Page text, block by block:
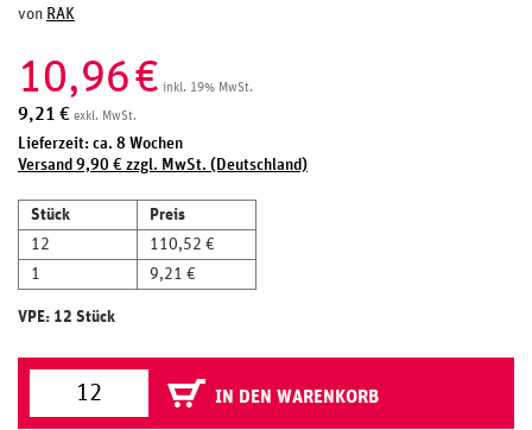
von RAK
10,96€ inkl. 19% MwSt.
9,21 € exkl. MwSt.
Lieferzeit: ca. 8 Wochen
Versand 9,90 € zzgl. MwSt. (Deutschland)
Stück
Preis
12
110,52 €
1
9,21 €
VPE: 12 Stück
IN DEN WARENKORB